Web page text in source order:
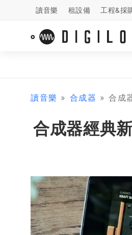
讀音樂 租設備 工程&採
讀音樂 » 合成器 » 合成
合成器經典